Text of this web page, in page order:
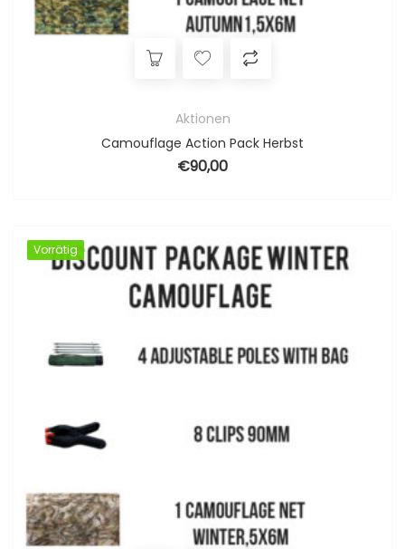
Aktionen
Camouflage Action Pack Herbst
€90,00
Vorrätig
Vorrätig